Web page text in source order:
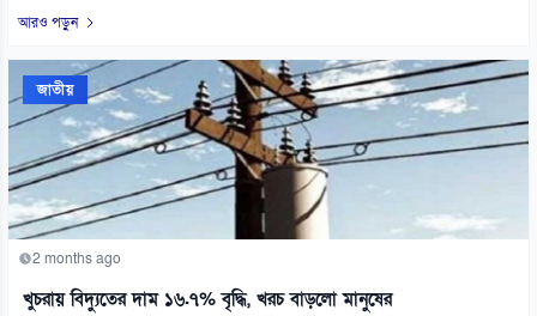
আরও পড়ুন
জাতীয়
2 months ago
খুচরায় বিদ্যুতের দাম ১৬.৭% বৃদ্ধি, খরচ বাড়লো মানুষের